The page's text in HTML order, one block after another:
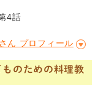
4話
ん プロフィール
のための料理教